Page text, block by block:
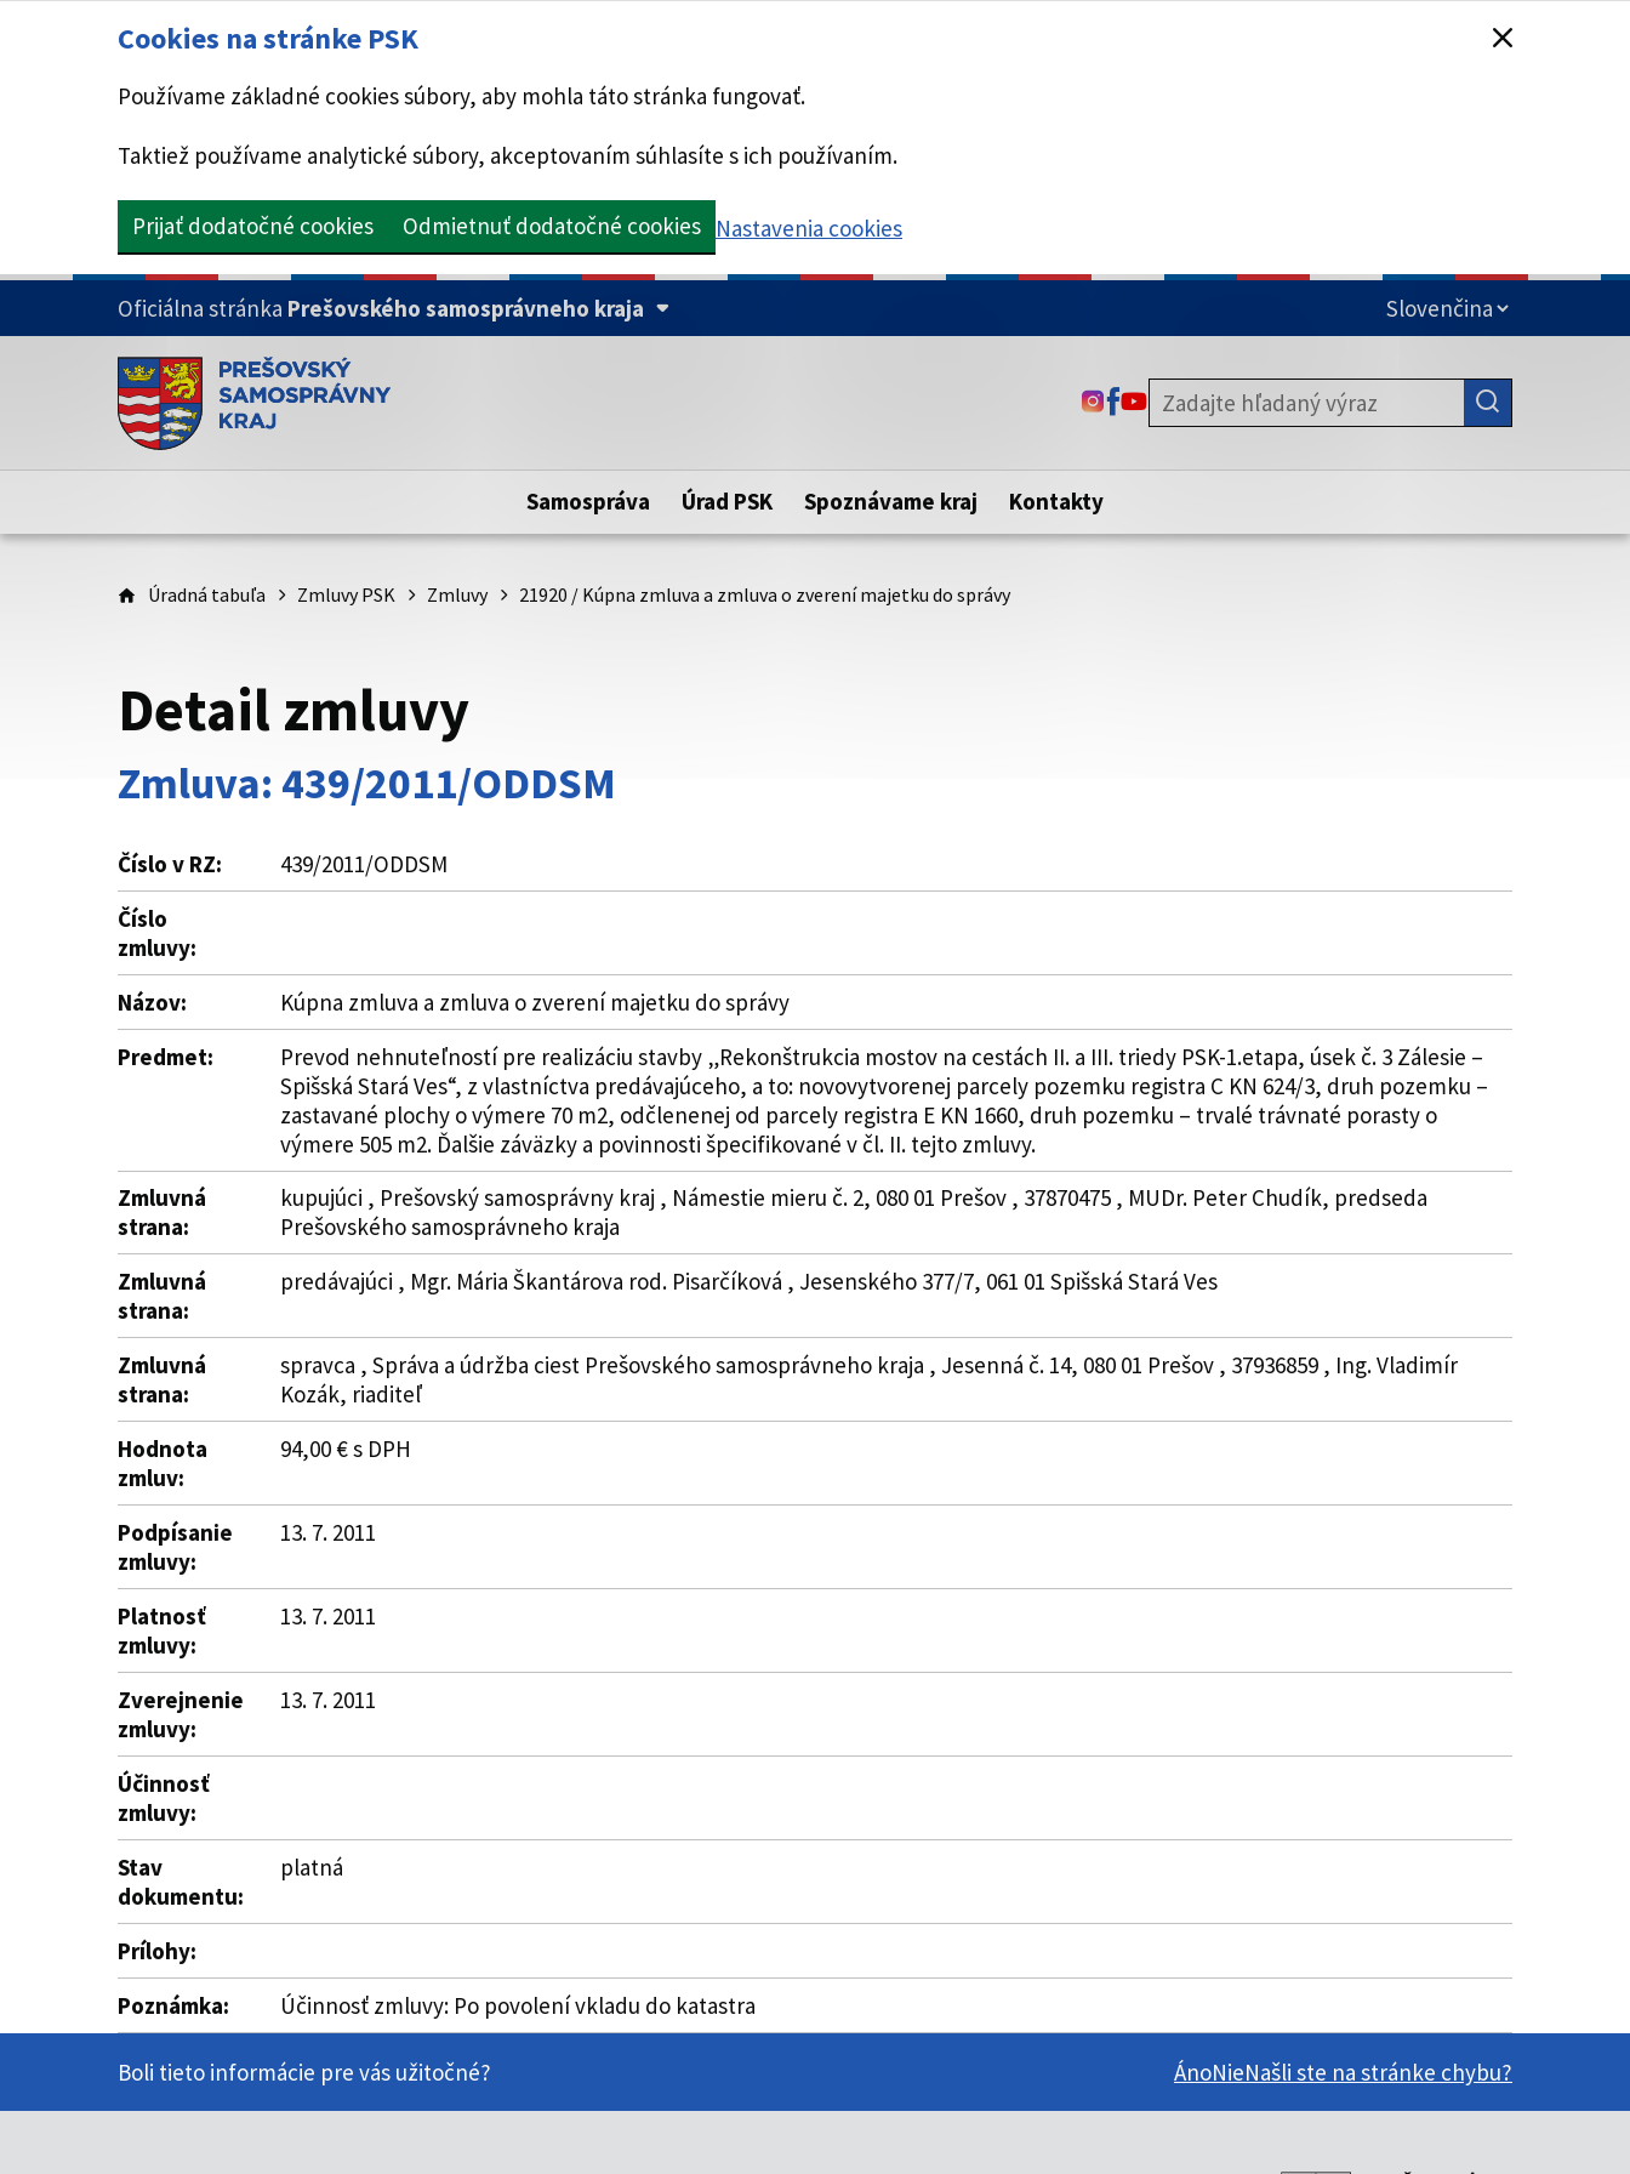
Cookies na stránke PSK
Používame základné cookies súbory, aby mohla táto stránka fungovať.
Taktiež používame analytické súbory, akceptovaním súhlasíte s ich používaním.
Prijať dodatočné cookies Odmietnuť dodatočné cookies Nastavenia cookies
PRESKOČIŤ NA HLAVNÝ OBSAH
Oficiálna stránka Prešovského samosprávneho kraja
Doména psk.sk je oficiálna
Toto je oficiálna webová stránka Prešovského samosprávneho kraja.
Táto stránka je zabezpečená
zabezpečenú webovú stránku. Zabezpečená stránka vždy začína
https:// pred názvom domény webového sídla.
ODKAZ SA OTVORÍ NA NOVEJ KARTE
ODKAZ SA OTVORÍ NA NOVEJ KARTE
ODKAZ SA OTVORÍ NA NOVEJ KARTE
Samospráva Úrad PSK Spoznávame kraj Kontakty
Úradná tabuľa Zmluvy PSK Zmluvy 21920 / Kúpna zmluva a zmluva o zverení majetku do správy
Detail zmluvy
Zmluva: 439/2011/ODDSM
Číslo v RZ:
439/2011/ODDSM
Číslo
zmluvy:
Názov:
Kúpna zmluva a zmluva o zverení majetku do správy
Predmet:
Prevod nehnuteľností pre realizáciu stavby „Rekonštrukcia mostov na cestách II. a III. triedy PSK-1.etapa, úsek č. 3 Zálesie –
Spišská Stará Ves“, z vlastníctva predávajúceho, a to: novovytvorenej parcely pozemku registra C KN 624/3, druh pozemku –
zastavané plochy o výmere 70 m2, odčlenenej od parcely registra E KN 1660, druh pozemku – trvalé trávnaté porasty o
výmere 505 m2. Ďalšie záväzky a povinnosti špecifikované v čl. II. tejto zmluvy.
Zmluvná
strana:
kupujúci , Prešovský samosprávny kraj , Námestie mieru č. 2, 080 01 Prešov , 37870475 , MUDr. Peter Chudík, predseda
Prešovského samosprávneho kraja
Zmluvná
strana:
predávajúci , Mgr. Mária Škantárova rod. Pisarčíková , Jesenského 377/7, 061 01 Spišská Stará Ves
Zmluvná
strana:
spravca , Správa a údržba ciest Prešovského samosprávneho kraja , Jesenná č. 14, 080 01 Prešov , 37936859 , Ing. Vladimír
Kozák, riaditeľ
Hodnota
zmluv:
94,00 € s DPH
Podpísanie
zmluvy:
13. 7. 2011
Platnosť
zmluvy:
13. 7. 2011
Zverejnenie
zmluvy:
13. 7. 2011
Účinnosť
zmluvy:
Stav
dokumentu:
platná
Prílohy:
Poznámka:
Účinnosť zmluvy: Po povolení vkladu do katastra
Boli tieto informácie pre vás užitočné? ÁnoNieNašli ste na stránke chybu?